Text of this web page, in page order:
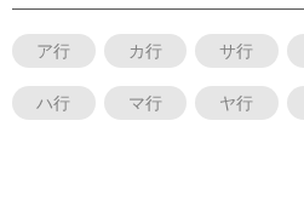
ア行 カ行 サ行
ハ行 マ行 ヤ行